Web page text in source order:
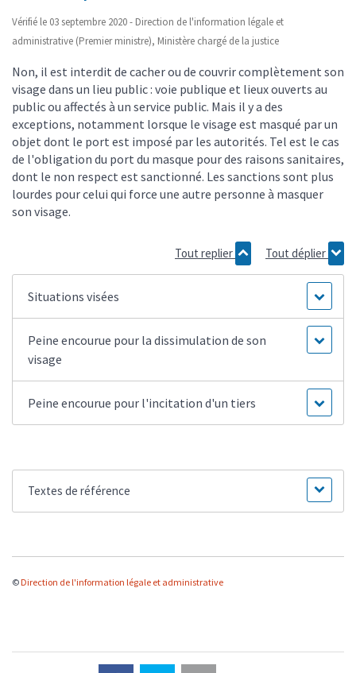
Vérifié le 03 septembre 2020 - Direction de l'information légale et
administrative (Premier ministre), Ministère chargé de la justice
Non, il est interdit de cacher ou de couvrir complètement son
visage dans un lieu public : voie publique et lieux ouverts au
public ou affectés à un service public. Mais il y a des
exceptions, notamment lorsque le visage est masqué par un
objet dont le port est imposé par les autorités. Tel est le cas
de l'obligation du port du masque pour des raisons sanitaires,
dont le non respect est sanctionné. Les sanctions sont plus
lourdes pour celui qui force une autre personne à masquer
son visage.
Tout replier Tout déplier
Situations visées
Peine encourue pour la dissimulation de son
visage
Peine encourue pour l'incitation d'un tiers
Textes de référence
© Direction de l'information légale et administrative